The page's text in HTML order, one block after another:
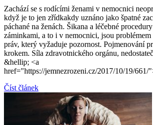
Zachází se s rodícími ženami v nemocnici
když je to jen zřídkakdy uznáno jako špatné
páchané na ženách. Šikana a léčebné
záminkami, a to i v nemocnici, jsou
práv, který vyžaduje pozornost. Pojmenování
krokem. Síla zdravotnického orgánu,
&hellip; <a
href="https://jemnezrozeni.cz/2017/10/19/661/
Číst článek